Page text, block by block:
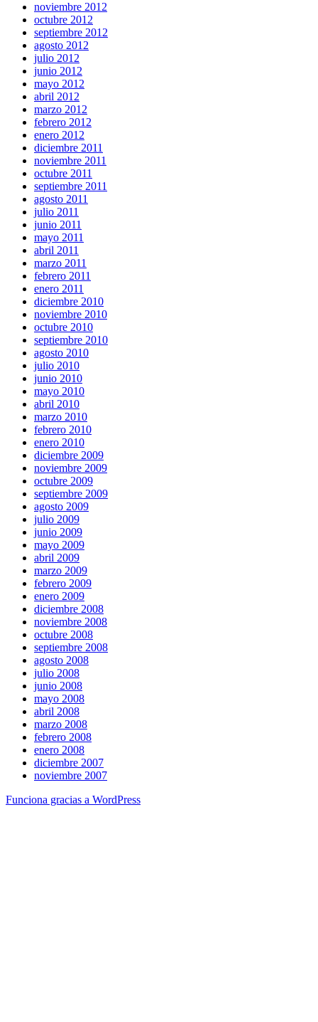
noviembre 2012
octubre 2012
septiembre 2012
agosto 2012
julio 2012
junio 2012
mayo 2012
abril 2012
marzo 2012
febrero 2012
enero 2012
diciembre 2011
noviembre 2011
octubre 2011
septiembre 2011
agosto 2011
julio 2011
junio 2011
mayo 2011
abril 2011
marzo 2011
febrero 2011
enero 2011
diciembre 2010
noviembre 2010
octubre 2010
septiembre 2010
agosto 2010
julio 2010
junio 2010
mayo 2010
abril 2010
marzo 2010
febrero 2010
enero 2010
diciembre 2009
noviembre 2009
octubre 2009
septiembre 2009
agosto 2009
julio 2009
junio 2009
mayo 2009
abril 2009
marzo 2009
febrero 2009
enero 2009
diciembre 2008
noviembre 2008
octubre 2008
septiembre 2008
agosto 2008
julio 2008
junio 2008
mayo 2008
abril 2008
marzo 2008
febrero 2008
enero 2008
diciembre 2007
noviembre 2007
Funciona gracias a WordPress